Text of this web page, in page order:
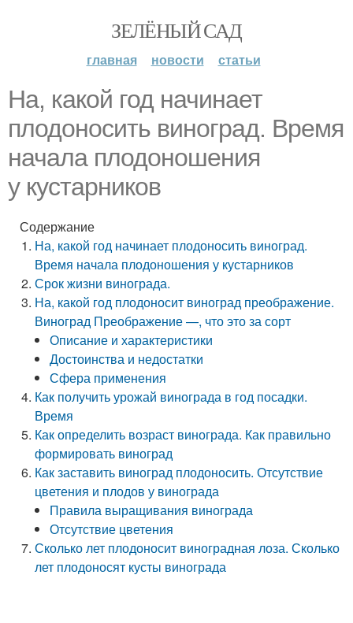
ЗЕЛЁНЫЙ САД
главная новости статьи
На, какой год начинает
плодоносить виноград. Время
начала плодоношения
у кустарников
Содержание
На, какой год начинает плодоносить виноград.
Время начала плодоношения у кустарников
Срок жизни винограда.
На, какой год плодоносит виноград преображение.
Виноград Преображение —, что это за сорт
Описание и характеристики
Достоинства и недостатки
Сфера применения
Как получить урожай винограда в год посадки.
Время
Как определить возраст винограда. Как правильно
формировать виноград
Как заставить виноград плодоносить. Отсутствие
цветения и плодов у винограда
Правила выращивания винограда
Отсутствие цветения
Сколько лет плодоносит виноградная лоза. Сколько
лет плодоносят кусты винограда